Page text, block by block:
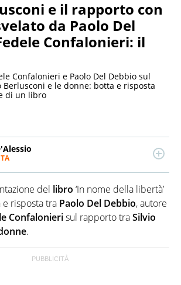
e il rapporto con
da Paolo Del
Confalonieri: il
Confalonieri e Paolo Del Debbio sul
e le donne: botta e risposta
di un libro
cronaca e politica. Ha collaborato
testate e programmi radio e tv, a
e locale.
del libro ‘In nome della libertà’
e risposta tra Paolo Del Debbio, autore
Confalonierisul rapporto traSilvio
.